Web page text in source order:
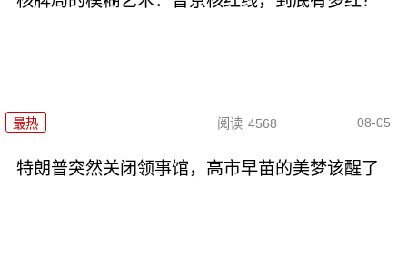
最热 阅读 4568 08-05
特朗普突然关闭领事馆，高市早苗的美梦该醒了